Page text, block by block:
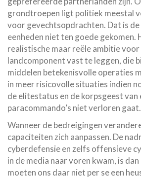
grondtroepen ligt politiek meestal
voor gevechtsopdrachten. Dat is
eenheden niet ten goede gekomen.
realistische maar reële ambitie voor
landcomponent vast te leggen, die
middelen betekenisvolle operaties
in meer risicovolle situaties indien
de elitestatus en de korpsgeest van
paracommando’s niet verloren gaat.
Wanneer de bedreigingen
capaciteiten zich aanpassen. De
cyberdefensie en zelfs offensieve
in de media naar voren kwam, is
moeten ons daar niet per se een